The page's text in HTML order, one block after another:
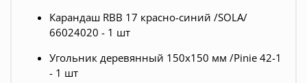
Карандаш RBB 17 красно-синий /SOLA/
66024020 - 1 шт
Угольник деревянный 150x150 мм /Pinie 42-1
- 1 шт